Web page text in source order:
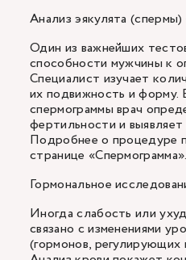
Анализ эякулята
Один из важнейших
способности мужчины к
Специалист изучает
их подвижность и форму.
спермограммы врач
фертильности и
Подробнее о процедуре
странице «Спермограмма».
Гормональное
Иногда слабость или
связано с изменениями
(гормонов, регулирующих